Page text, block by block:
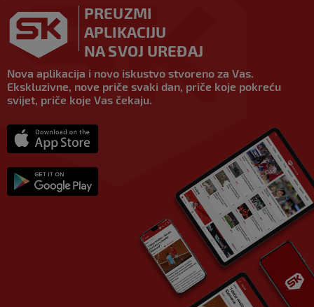
PREUZMI
APLIKACIJU
NA SVOJ UREĐAJ
Nova aplikacija i novo iskustvo stvoreno za Vas.
Ekskluzivne, nove priče svaki dan, priče koje pokreću
svijet, priče koje Vas čekaju.